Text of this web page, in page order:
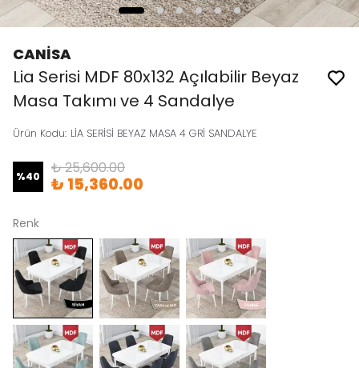
CANİSA
Lia Serisi MDF 80x132 Açılabilir Beyaz
Masa Takımı ve 4 Sandalye
Ürün Kodu: LİA SERİSİ BEYAZ MASA 4 GRİ SANDALYE
%40 ₺ 25,600.00
₺ 15,360.00
Renk